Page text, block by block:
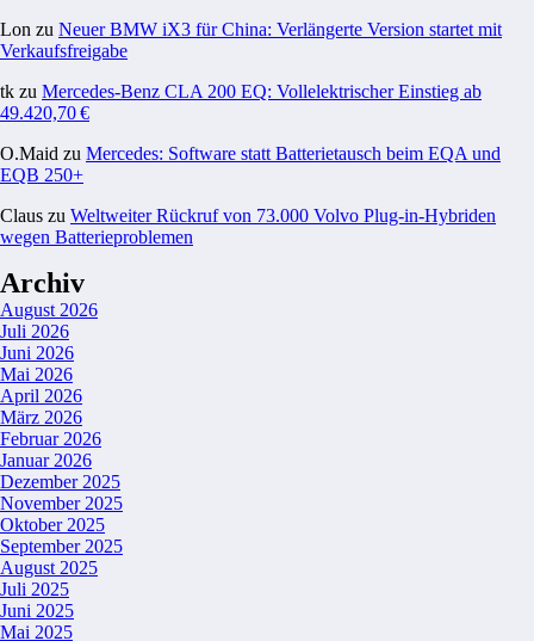
Lon zu Neuer BMW iX3 für China: Verlängerte Version startet mit
Verkaufsfreigabe
tk zu Mercedes-Benz CLA 200 EQ: Vollelektrischer Einstieg ab
49.420,70 €
O.Maid zu Mercedes: Software statt Batterietausch beim EQA und
EQB 250+
Claus zu Weltweiter Rückruf von 73.000 Volvo Plug-in-Hybriden
wegen Batterieproblemen
Archiv
August 2026
Juli 2026
Juni 2026
Mai 2026
April 2026
März 2026
Februar 2026
Januar 2026
Dezember 2025
November 2025
Oktober 2025
September 2025
August 2025
Juli 2025
Juni 2025
Mai 2025